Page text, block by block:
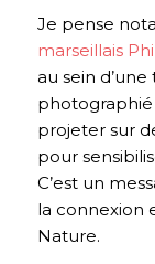
Je pense
marseillais
au sein
photographié
projeter sur
pour
C’est un
la connexion
Nature.